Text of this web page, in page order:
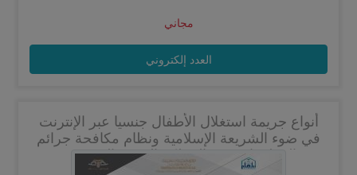
مجاني
العدد إلكتروني
أنواع جريمة استغلال الأطفال جنسيا عبر الإنترنت
في ضوء الشريعة الإسلامية ونظام مكافحة جرائم
المعلوماتية في المملكة العربية السعودية